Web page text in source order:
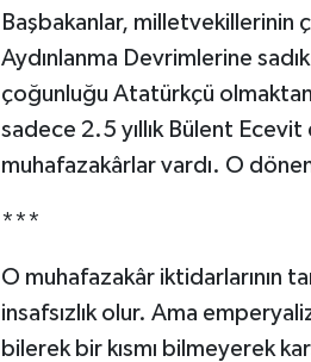
Başbakanlar, milletvekillerinin
Aydınlanma Devrimlerine
çoğunluğu Atatürkçü
sadece 2.5 yıllık Bülent
muhafazakârlar vardı. O
***
O muhafazakâr iktidarlarının
insafsızlık olur. Ama
bilerek bir kısmı bilmeyerek